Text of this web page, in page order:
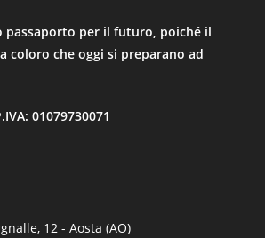
passaporto per il futuro, poiché il
coloro che oggi si preparano ad
12 - Aosta (AO)